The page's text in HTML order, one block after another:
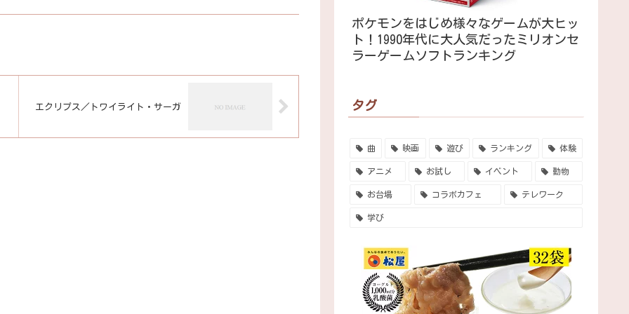
エクリプス／トワイライト・サーガ
ポケモンをはじめ様々なゲームが大ヒッ
ト！1990年代に大人気だったミリオンセ
ラーゲームソフトランキング
タグ
曲 映画 遊び ランキング 体験
アニメ お試し イベント 動物
お台場 コラボカフェ テレワーク
学び